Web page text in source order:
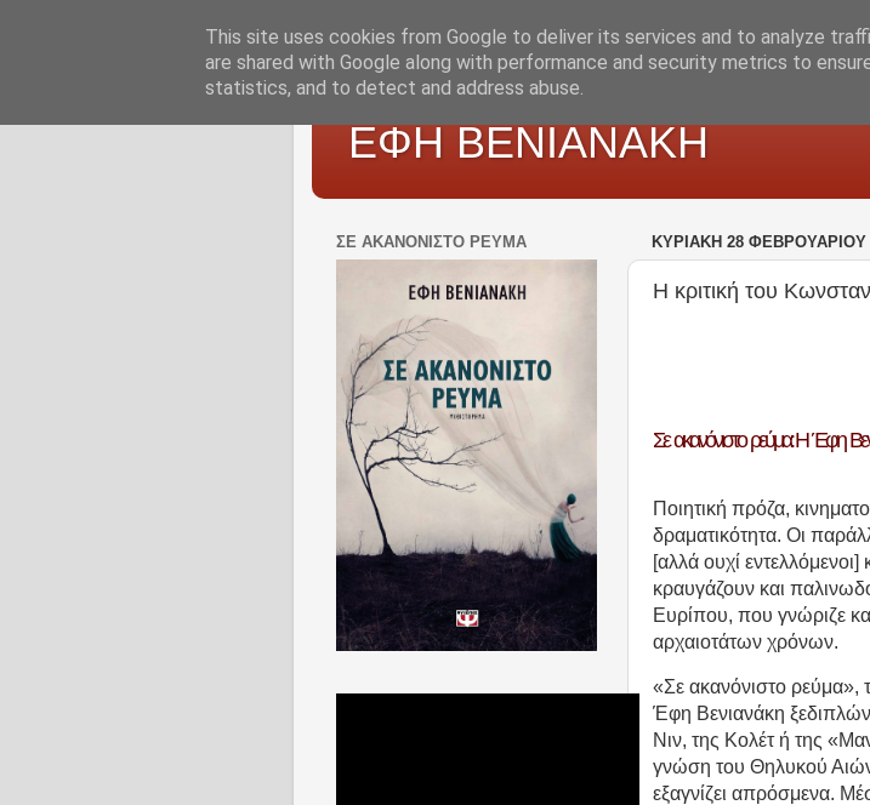
ΕΦΗ ΒΕΝΙΑΝΑΚΗ
ΚΥΡΙΑΚΉ 28 ΦΕΒΡΟΥΑΡΊΟΥ
Η κριτική του
Σε ακανόνιστο ρεύμα: Η Έφη
Ποιητική πρόζα,
δραματικότητα. Οι
[αλλά ουχί
κραυγάζουν και
Ευρίπου, που γνώριζε
αρχαιοτάτων χρόνων.
«Σε ακανόνιστο ρεύμα»,
Έφη Βενιανάκη
Νιν, της Κολέτ ή της
γνώση του Θηλυκού
εξαγνίζει απρόσμενα.
ΣΕ ΑΚΑΝΌΝΙΣΤΟ ΡΕΎΜΑ
This site uses cookies from Google to deliver its services and to analyze
are shared with Google along with performance and security metrics to
statistics, and to detect and address abuse.